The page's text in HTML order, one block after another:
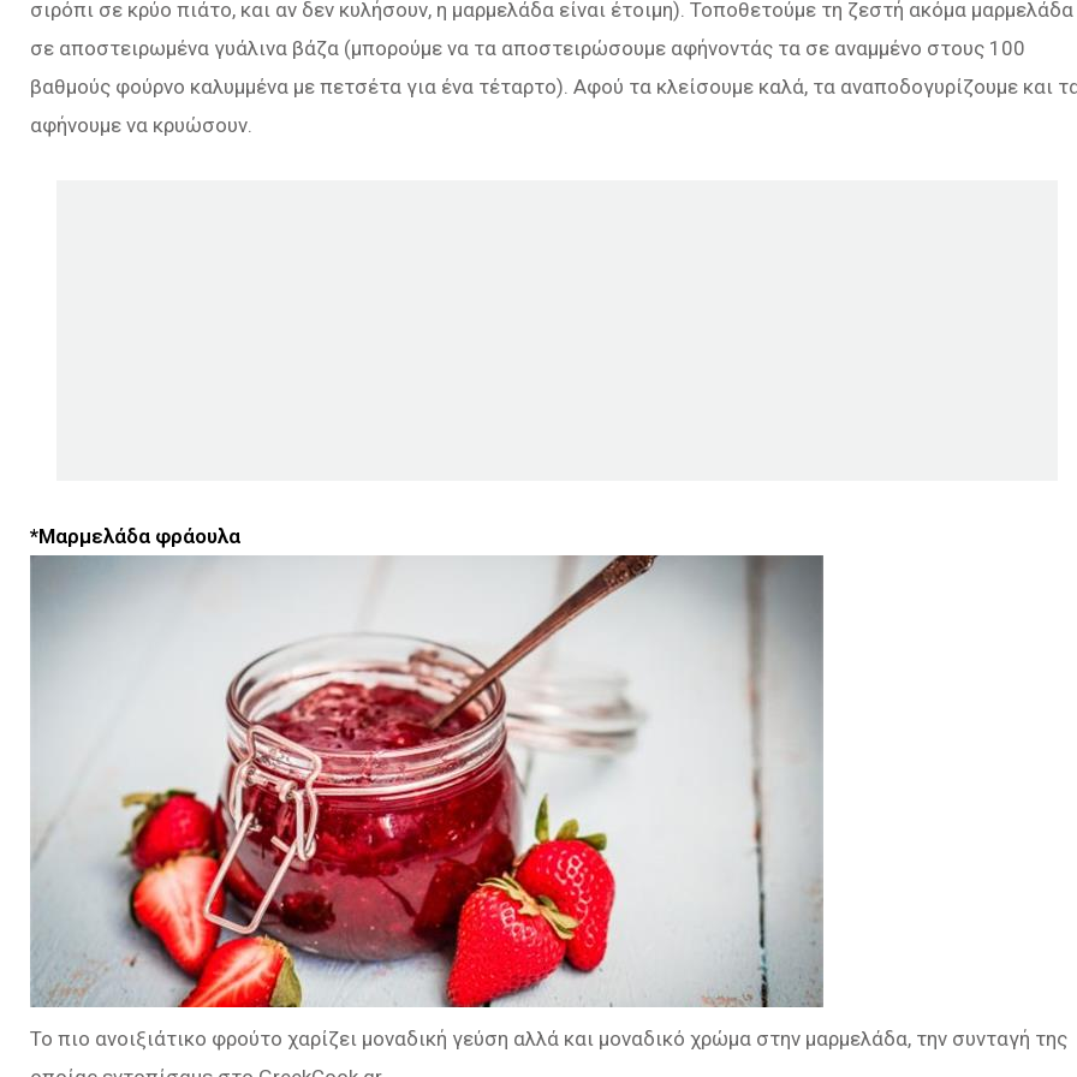
σιρόπι σε κρύο πιάτο, και αν δεν κυλήσουν, η μαρμελάδα είναι έτοιμη). Τοποθετούμε τη ζεστή ακόμα μαρμελάδα
σε αποστειρωμένα γυάλινα βάζα (μπορούμε να τα αποστειρώσουμε αφήνοντάς τα σε αναμμένο στους 100
βαθμούς φούρνο καλυμμένα με πετσέτα για ένα τέταρτο). Αφού τα κλείσουμε καλά, τα αναποδογυρίζουμε και
αφήνουμε να κρυώσουν.
*Μαρμελάδα φράουλα
Το πιο ανοιξιάτικο φρούτο χαρίζει μοναδική γεύση αλλά και μοναδικό χρώμα στην μαρμελάδα, την συνταγή της